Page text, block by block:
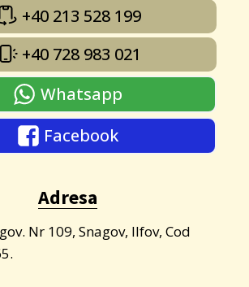
+40 213 528 199
+40 728 983 021
Whatsapp
Facebook
Adresa
Nr 109, Snagov, Ilfov, Cod